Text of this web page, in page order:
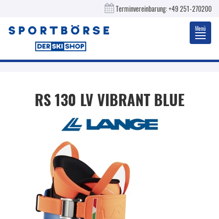
Terminvereinbarung:+49 251-270200
Menü
RS 130 LV VIBRANT BLUE